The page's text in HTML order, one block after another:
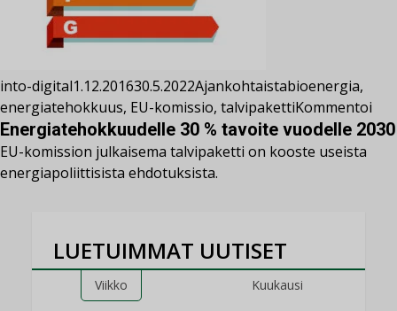
into-digital1.12.201630.5.2022Ajankohtaistabioenergia,
energiatehokkuus, EU-komissio, talvipakettiKommentoi
Energiatehokkuudelle 30 % tavoite vuodelle 2030
EU-komission julkaisema talvipaketti on kooste useista
energiapoliittisista ehdotuksista.
LUETUIMMAT UUTISET
Viikko Kuukausi